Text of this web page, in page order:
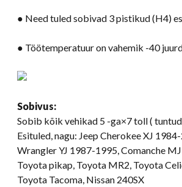
● Need tuled sobivad 3 pistikud (H4)
● Töötemperatuur on vahemik -40
Sobivus:
Sobib kõik vehikad 5 -ga×7 toll (
Esituled, nagu: Jeep Cherokee XJ
Wrangler YJ 1987-1995, Comanche
Toyota pikap, Toyota MR2, Toyota
Toyota Tacoma, Nissan 240SX